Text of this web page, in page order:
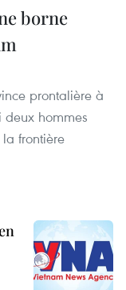
borne
prontalière à
deux hommes
frontière